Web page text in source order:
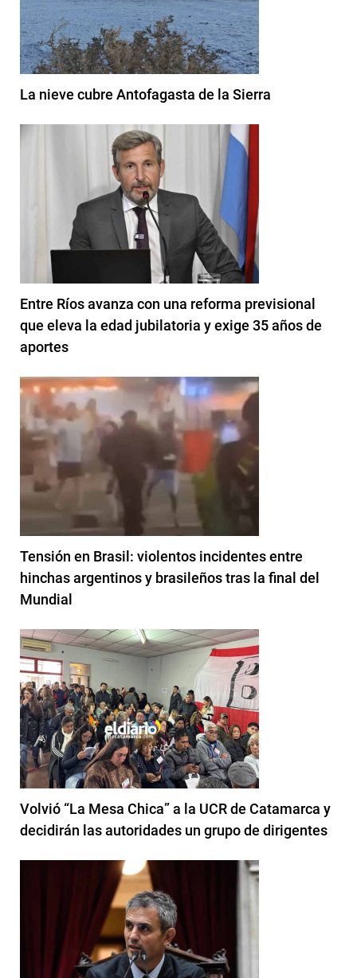
La nieve cubre Antofagasta de la Sierra
Entre Ríos avanza con una reforma previsional
que eleva la edad jubilatoria y exige 35 años de
aportes
Tensión en Brasil: violentos incidentes entre
hinchas argentinos y brasileños tras la final del
Mundial
Volvió “La Mesa Chica” a la UCR de Catamarca y
decidirán las autoridades un grupo de dirigentes